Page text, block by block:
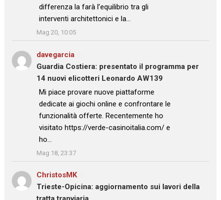
differenza la farà l’equilibrio tra gli
interventi architettonici e la…
”
Mag 20, 10:05
davegarcia
Guardia Costiera: presentato il programma per
14 nuovi elicotteri Leonardo AW139
: “
Mi piace provare nuove piattaforme
dedicate ai giochi online e confrontare le
funzionalità offerte. Recentemente ho
visitato https://verde-casinoitalia.com/ e
ho…
”
Mag 18, 23:37
ChristosMKsu
Trieste-Opicina: aggiornamento sui lavori della